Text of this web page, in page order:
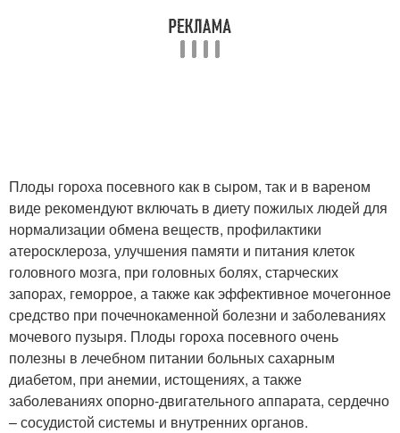
Плоды гороха посевного как в сыром, так и в вареном
виде рекомендуют включать в диету пожилых людей для
нормализации обмена веществ, профилактики
атеросклероза, улучшения памяти и питания клеток
головного мозга, при головных болях, старческих
запорах, геморрое, а также как эффективное мочегонное
средство при почечнокаменной болезни и заболеваниях
мочевого пузыря. Плоды гороха посевного очень
полезны в лечебном питании больных сахарным
диабетом, при анемии, истощениях, а также
заболеваниях опорно-двигательного аппарата, сердечно
– сосудистой системы и внутренних органов.